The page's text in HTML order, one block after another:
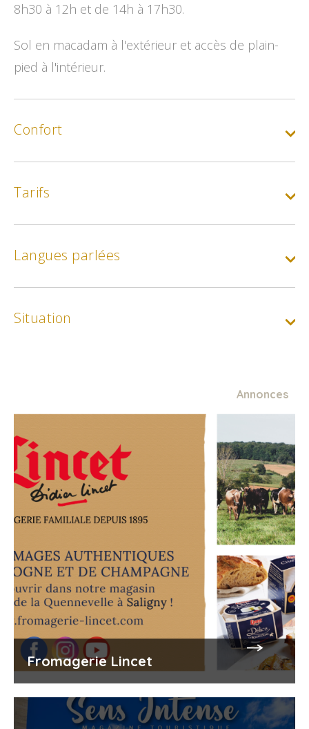
8h30 à 12h et de 14h à 17h30.
Sol en macadam à l'extérieur et accès de plain-
pied à l'intérieur.
Confort
Tarifs
Langues parlées
Situation
Annonces
Fromagerie Lincet